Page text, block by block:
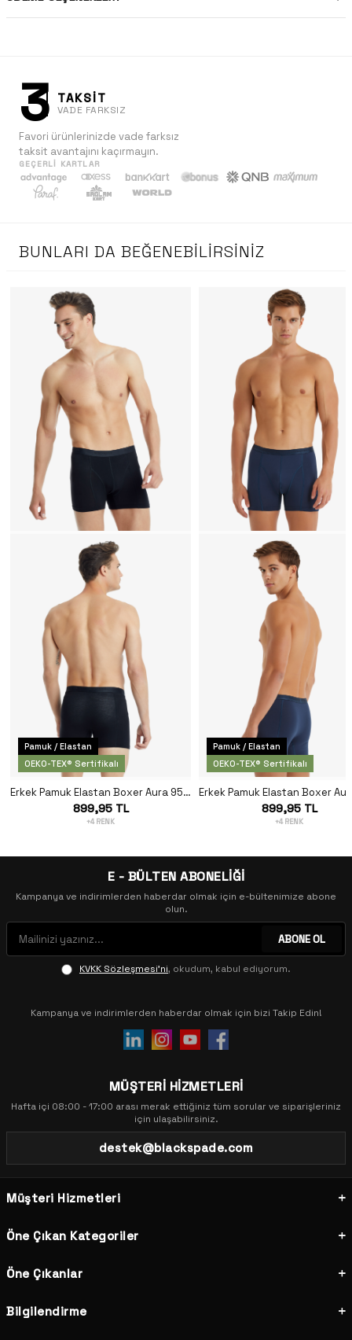
3 TAKSİT
VADE FARKSIZ
Favori ürünlerinizde vade farksız
taksit avantajını kaçırmayın.
GEÇERLI KARTLAR
BUNLARI DA BEĞENEBILIRSINIZ
Pamuk / Elastan
OEKO-TEX® Sertifikalı
Erkek Pamuk Elastan Boxer Aura 9502 - Siyah
899,95 TL
+4 RENK
Pamuk / Elastan
OEKO-TEX® Sertifikalı
899,95 TL
+4 RENK
E - BÜLTEN ABONELİĞİ
Kampanya ve indirimlerden haberdar olmak için e-bültenimize abone
olun.
ABONE OL
KVKK Sözleşmesi'ni, okudum, kabul ediyorum.
Kampanya ve indirimlerden haberdar olmak için bizi Takip Edin!
MÜŞTERİ HİZMETLERİ
Hafta içi 08:00 - 17:00 arası merak ettiğiniz tüm sorular ve siparişleriniz
için ulaşabilirsiniz.
destek@blackspade.com
Müşteri Hizmetleri
Öne Çıkan Kategoriler
Öne Çıkanlar
Bilgilendirme